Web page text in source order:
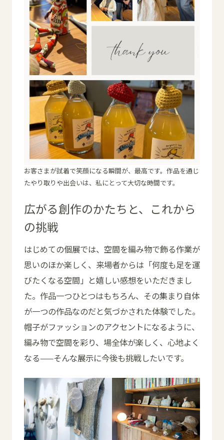
お客さまが試着で笑顔になる瞬間が、最高です。作品を通じ
たやり取りや出会いは、私にとって大切な時間です。
広がる創作のかたちと、これから
の挑戦
はじめての個展では、空間を編み物で飾る作業が
思いのほか楽しく、来場者からは「何度も足を運
びたくなる空間」と嬉しい感想をいただきまし
た。作品一つひとつはもちろん、その集まり自体
が一つの作品なのだと気づかされた体験でした。
帽子がファッションのアクセントになるように、
編み物で空間を彩り、場全体が楽しく、心地よく
なる——そんな展示に今後も挑戦したいです。